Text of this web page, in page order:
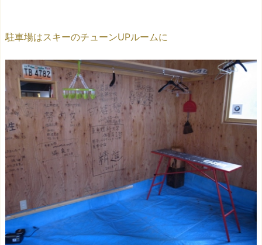
駐車場はスキーのチューンUPルームに